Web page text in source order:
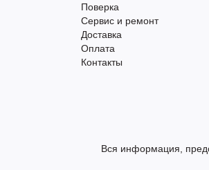
Поверка
Сервис и ремонт
Доставка
Оплата
Контакты
Вся информация,